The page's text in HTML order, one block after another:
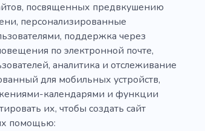
посвященных предвкушению
персонализированные
поддержка через
по электронной почте,
аналитика и отслеживание
для мобильных устройств,
календарями и функции
их, чтобы создать сайт
помощью: